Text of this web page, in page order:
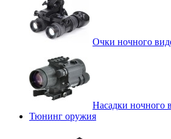
Очки ночного
Насадки ночного
Тюнинг оружия